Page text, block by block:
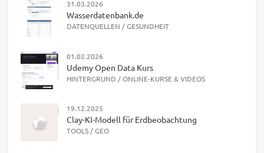
31.03.2026
Wasserdatenbank.de
DATENQUELLEN /GESUNDHEIT
01.02.2026
Udemy Open Data Kurs
HINTERGRUND /ONLINE-KURSE & VIDEOS
19.12.2025
Clay-KI-Modell für Erdbeobachtung
TOOLS /GEO